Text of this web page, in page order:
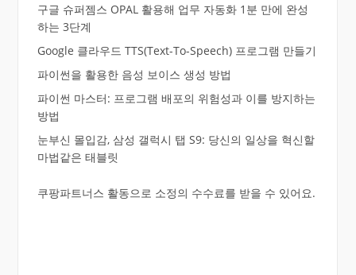
구글 슈퍼젬스 OPAL 활용해 업무 자동화 1분 만에 완성
하는 3단계
Google 클라우드 TTS(Text-To-Speech) 프로그램 만들기
파이썬을 활용한 음성 보이스 생성 방법
파이썬 마스터: 프로그램 배포의 위험성과 이를 방지하는
방법
눈부신 몰입감, 삼성 갤럭시 탭 S9: 당신의 일상을 혁신할
마법같은 태블릿
쿠팡파트너스 활동으로 소정의 수수료를 받을 수 있어요.